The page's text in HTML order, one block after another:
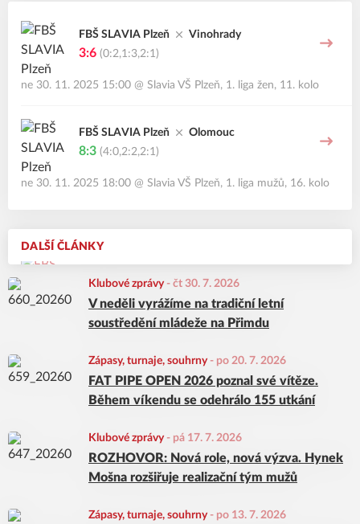
FBŠ SLAVIA Plzeň Vinohrady
3:6 (0:2,1:3,2:1)
ne 30. 11. 2025 15:00 @ Slavia VŠ Plzeň, 1. liga žen, 11. kolo
FBŠ SLAVIA Plzeň Olomouc
8:3 (4:0,2:2,2:1)
ne 30. 11. 2025 18:00 @ Slavia VŠ Plzeň, 1. liga mužů, 16. kolo
DALŠÍ ČLÁNKY
Klubové zprávy - čt 30. 7. 2026
V neděli vyrážíme na tradiční letní
soustředění mládeže na Přimdu
Zápasy, turnaje, souhrny - po 20. 7. 2026
FAT PIPE OPEN 2026 poznal své vítěze.
Během víkendu se odehrálo 155 utkání
Klubové zprávy - pá 17. 7. 2026
ROZHOVOR: Nová role, nová výzva. Hynek
Mošna rozšiřuje realizační tým mužů
Zápasy, turnaje, souhrny - po 13. 7. 2026